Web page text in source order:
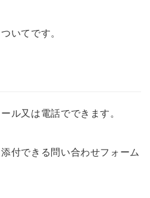
いてです。
ル又は電話でできます。
付できる問い合わせフォーム